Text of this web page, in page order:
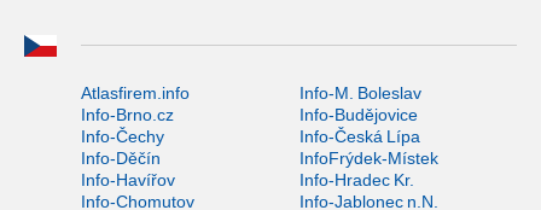
Atlasfirem.info
Info-M. Boleslav
Info-Brno.cz
Info-Budějovice
Info-Čechy
Info-Česká Lípa
Info-Děčín
InfoFrýdek-Místek
Info-Havířov
Info-Hradec Kr.
Info-Chomutov
Info-Jablonec n.N.